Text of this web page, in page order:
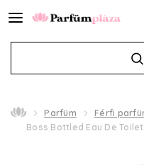
Parfüm Férfi
Boss Bottled Eau De